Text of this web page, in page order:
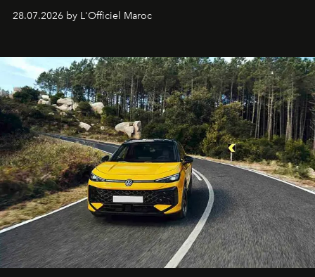
Hotels, ce boutique-hôtel cinq étoiles signé Christophe
Pillet promet un lieu de vie complet. On y a déjeuné…
28.07.2026 by L'Officiel Maroc